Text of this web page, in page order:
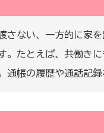
さない、一方的に家
。たとえば、共働き
通帳の履歴や通話記